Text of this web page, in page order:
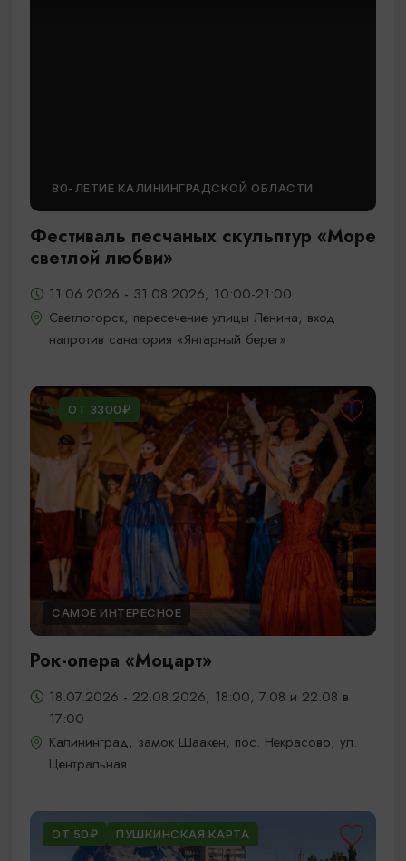
80-ЛЕТИЕ КАЛИНИНГРАДСКОЙ ОБЛАСТИ
Фестиваль песчаных скульптур «Море
светлой любви»
11.06.2026 - 31.08.2026, 10:00-21:00
Светлогорск, пересечение улицы Ленина, вход
напротив санатория «Янтарный берег»
ОТ 3300₽
САМОЕ ИНТЕРЕСНОЕ
Рок-опера «Моцарт»
18.07.2026 - 22.08.2026, 18:00, 7.08 и 22.08 в
17:00
Калининград, замок Шаакен, пос. Некрасово, ул.
Центральная
ОТ 50₽ ПУШКИНСКАЯ КАРТА